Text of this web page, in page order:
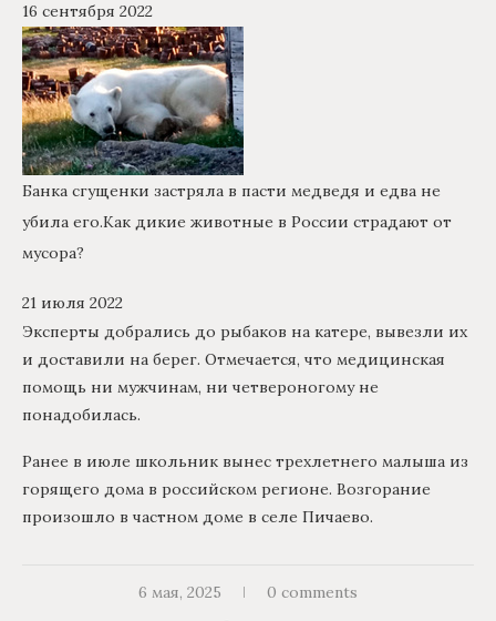
16 сентября 2022
Банка сгущенки застряла в пасти медведя и едва не
убила его.Как дикие животные в России страдают от
мусора?
21 июля 2022
Эксперты добрались до рыбаков на катере, вывезли их
и доставили на берег. Отмечается, что медицинская
помощь ни мужчинам, ни четвероногому не
понадобилась.
Ранее в июле школьник вынес трехлетнего малыша из
горящего дома в российском регионе. Возгорание
произошло в частном доме в селе Пичаево.
6 мая, 2025 0 comments